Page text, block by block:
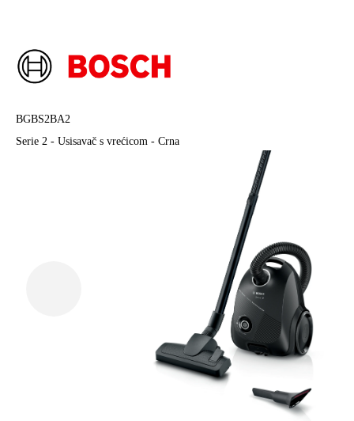
BGBS2BA2
Serie 2 - Usisavač s vrećicom - Crna